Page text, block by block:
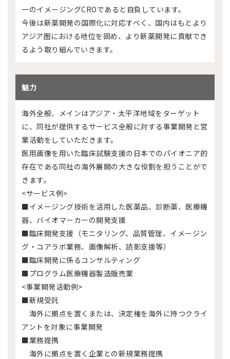
一のイメージングCROであると自負しています。
今後は新薬開発の国際化に対応すべく、国内はもとより
アジア圏における地位を固め、より新薬開発に貢献でき
るよう取り組んでいきます。
魅力
海外全般、メインはアジア・太平洋地域をターゲット
に、同社が提供するサービス全般に対する事業開発と営
業活動をしていただきます。
医用画像を用いた臨床試験支援の日本でのパイオニア的
存在である同社の海外展開の大きな役割を担うことがで
きます。
<サービス例>
■イメージング技術を活用した医薬品、診断薬、医療機
器、バイオマーカーの開発支援
■臨床開発支援（モニタリング、品質管理、イメージン
グ・コアラボ業務、画像解析、読影支援等）
■臨床開発に係るコンサルティング
■プログラム医療機器製造販売業
<事業開発活動例>
■新規受託
海外に拠点を置くまたは、決定権を海外に持つクライ
アントを対象に事業開発
■業務提携
海外に拠点を置く企業との新規業務提携